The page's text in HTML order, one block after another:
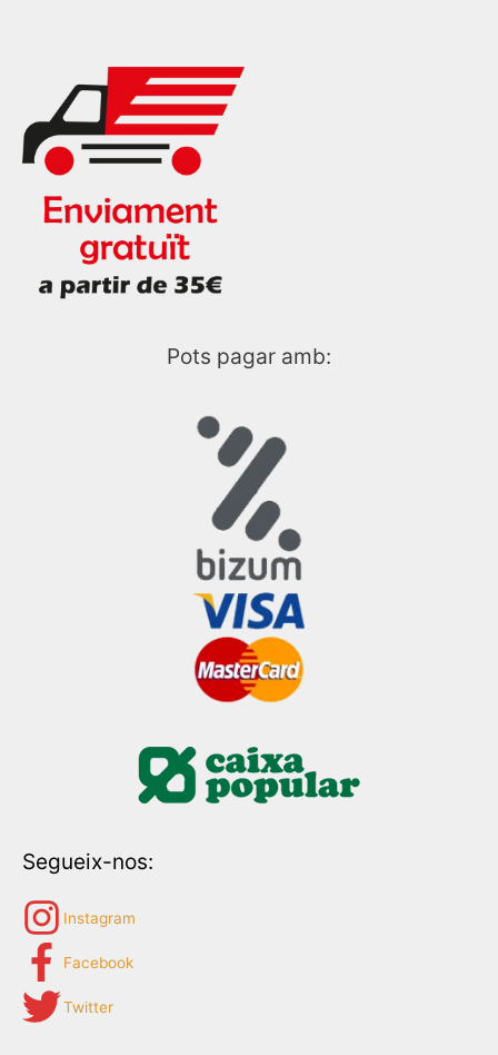
Pots pagar amb:
Segueix-nos:
Instagram
Facebook
Twitter